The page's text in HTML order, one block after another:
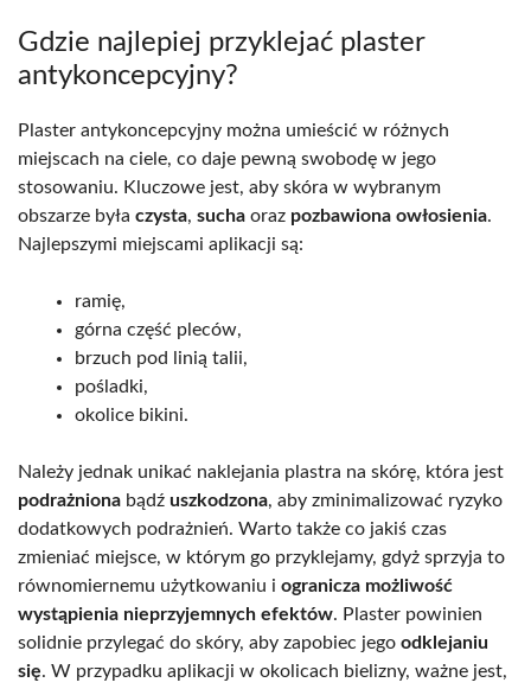
Gdzie najlepiej przyklejać plaster
antykoncepcyjny?
Plaster antykoncepcyjny można umieścić w różnych
miejscach na ciele, co daje pewną swobodę w jego
stosowaniu. Kluczowe jest, aby skóra w wybranym
obszarze była czysta, sucha oraz pozbawiona owłosienia.
Najlepszymi miejscami aplikacji są:
ramię,
górna część pleców,
brzuch pod linią talii,
pośladki,
okolice bikini.
Należy jednak unikać naklejania plastra na skórę, która jest
podrażniona bądź uszkodzona, aby zminimalizować ryzyko
dodatkowych podrażnień. Warto także co jakiś czas
zmieniać miejsce, w którym go przyklejamy, gdyż sprzyja to
równomiernemu użytkowaniu i ogranicza możliwość
wystąpienia nieprzyjemnych efektów. Plaster powinien
solidnie przylegać do skóry, aby zapobiec jego odklejaniu
się. W przypadku aplikacji w okolicach bielizny, ważne jest,